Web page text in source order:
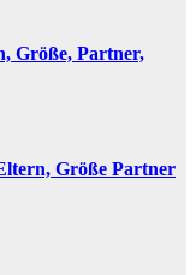
Größe, Partner,
Größe Partner